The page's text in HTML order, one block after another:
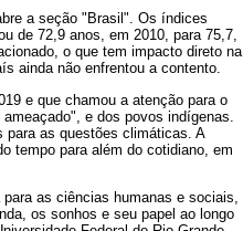
a seção "Brasil". Os índices
de 72,9 anos, em 2010, para 75,7,
o que tem impacto direto na
ainda não enfrentou a contento.
e que chamou a atenção para o
e dos povos indígenas.
para as questões climáticas. A
tempo para além do cotidiano, em
as ciências humanas e sociais,
os sonhos e seu papel ao longo